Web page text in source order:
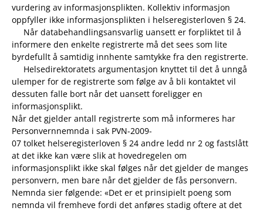
vurdering av informasjonsplikten. Kollektiv informasjon
oppfyller ikke informasjonsplikten i helseregisterloven § 24.
Når databehandlingsansvarlig uansett er forpliktet til å
informere den enkelte registrerte må det sees som lite
byrdefullt å samtidig innhente samtykke fra den registrerte.
Helsedirektoratets argumentasjon knyttet til det å unngå
ulemper for de registrerte som følge av å bli kontaktet vil
dessuten falle bort når det uansett foreligger en
informasjonsplikt.
Når det gjelder antall registrerte som må informeres har
Personvernnemnda i sak PVN-2009-
07 tolket helseregisterloven § 24 andre ledd nr 2 og fastslått
at det ikke kan være slik at hovedregelen om
informasjonsplikt ikke skal følges når det gjelder de manges
personvern, men bare når det gjelder de fås personvern.
Nemnda sier følgende: «Det er et prinsipielt poeng som
nemnda vil fremheve fordi det anføres stadig oftere at det